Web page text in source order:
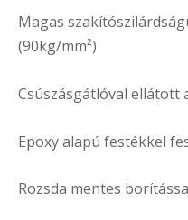
Magas
(90kg/mm²)
Csúszásgátlóval ellátott
Epoxy alapú festékkel
Rozsda mentes